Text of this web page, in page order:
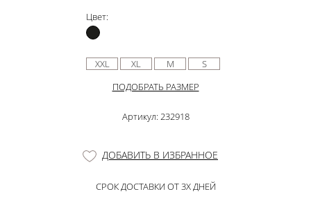
Цвет:
XXL XL M
S
ПОДОБРАТЬ РАЗМЕР
Артикул: 232918
ДОБАВИТЬ В ИЗБРАННОЕ
СРОК ДОСТАВКИ ОТ 3Х ДНЕЙ